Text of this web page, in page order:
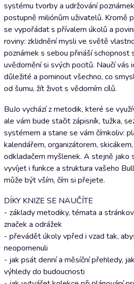
systému tvorby a udržování
postupně miliónům uživatelů. Kromě
se vypořádat s přívalem úkolů a
roviny: zklidnění mysli ve světě
poznámek s sebou přináší schopnost
uvědomění si svých pocitů. Naučí
důležité a pominout všechno, co
od šumu, žít život s vědomím cílů.
BuJo vychází z metodik, které se
ale vám bude stačit zápisník, tužka,
systémem a stane se vám čímkoliv:
kalendářem, organizátorem,
odkladačem myšlenek. A stejně jako
vyvíjet i funkce a struktura vašeho
může být vším, čím si přejete.
DÍKY KNIZE SE NAUČÍTE
- základy metodiky, témata a
značek a odrážek
- převádět úkoly vpřed i vzad tak,
neopomenuli
- jak psát denní a měsíční přehledy,
výhledy do budoucnosti